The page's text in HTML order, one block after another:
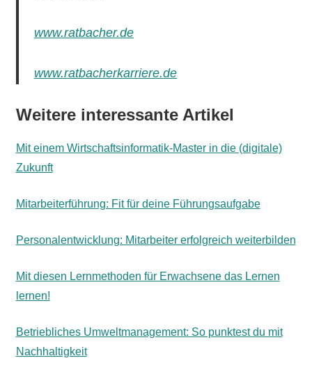
www.ratbacher.de
www.ratbacherkarriere.de
Weitere interessante Artikel
Mit einem Wirtschaftsinformatik-Master in die (digitale)
Zukunft
Mitarbeiterführung: Fit für deine Führungsaufgabe
Personalentwicklung: Mitarbeiter erfolgreich weiterbilden
Mit diesen Lernmethoden für Erwachsene das Lernen
lernen!
Betriebliches Umweltmanagement: So punktest du mit
Nachhaltigkeit